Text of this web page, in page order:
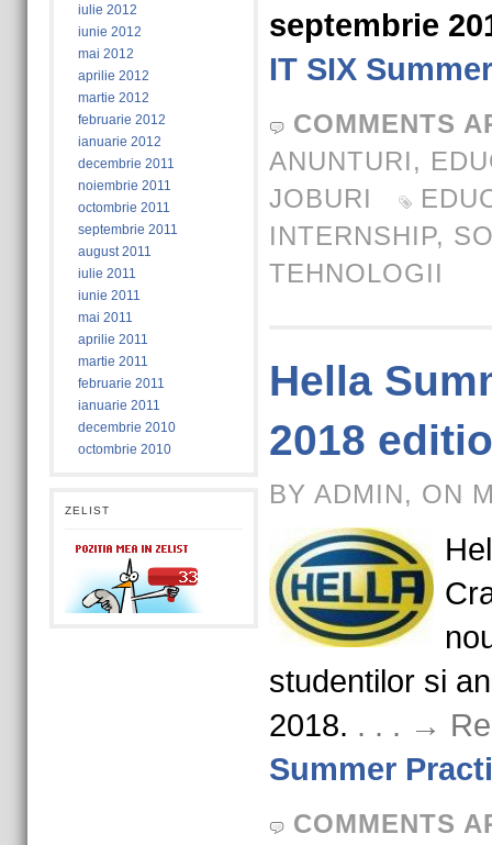
iulie 2012
iunie 2012
mai 2012
aprilie 2012
martie 2012
februarie 2012
ianuarie 2012
decembrie 2011
noiembrie 2011
octombrie 2011
septembrie 2011
august 2011
iulie 2011
iunie 2011
mai 2011
aprilie 2011
martie 2011
februarie 2011
ianuarie 2011
decembrie 2010
octombrie 2010
ZELIST
septembrie
IT SIX
COMMENTS
ANUNTURI,
JOBURI
INTERNSHIP,
TEHNOLOGII
Hella
2018
BY ADMIN, ON
studentilor si
2018. . . . →
Summer
COMMENTS